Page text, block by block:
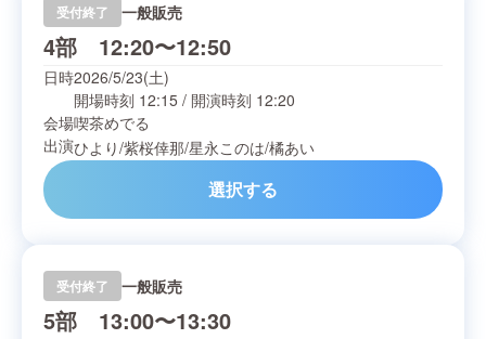
受付終了 一般販売
4部 12:20〜12:50
日時2026/5/23(土)
開場時刻 12:15 / 開演時刻 12:20
会場喫茶めでる
出演ひより/紫桜倖那/星永このは/橘あい
選択する
受付終了 一般販売
5部 13:00〜13:30